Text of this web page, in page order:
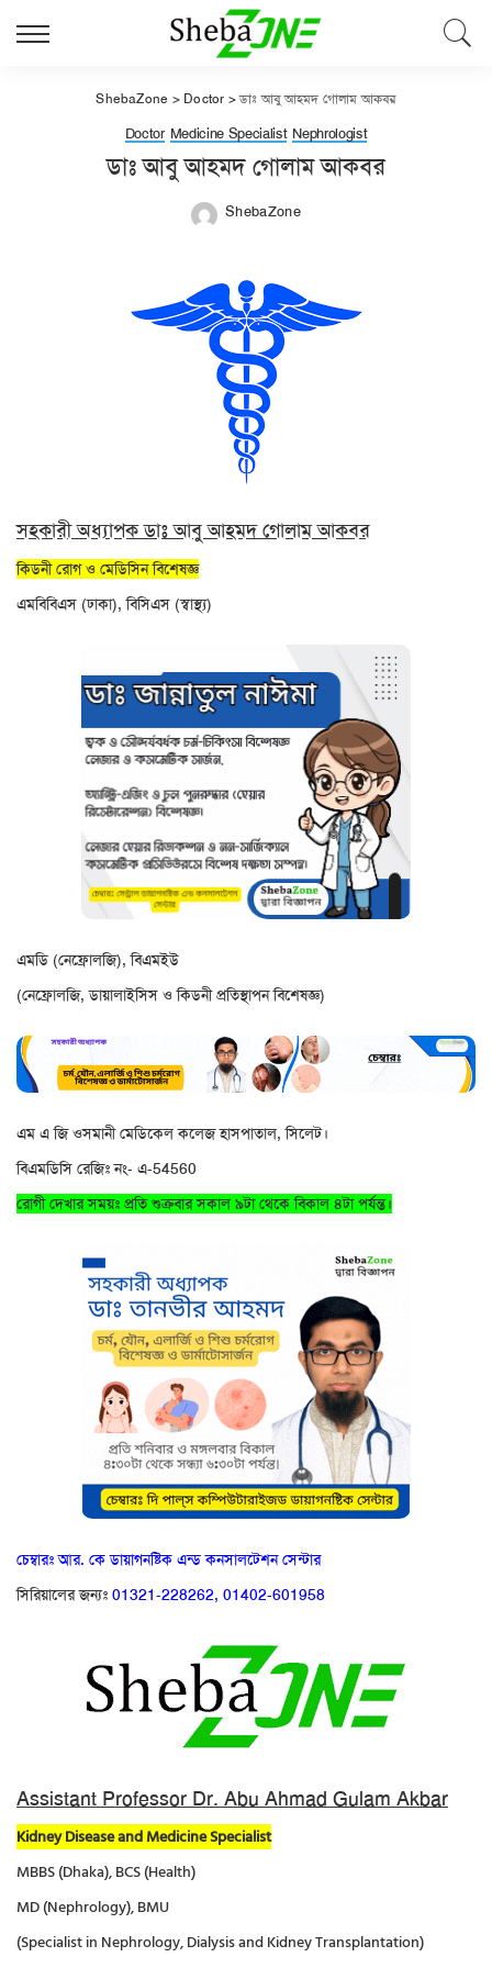
ShebaZone > Doctor >ডাঃ আবু আহমদ গোলাম আকবর
Doctor Medicine Specialist Nephrologist
ডাঃ আবু আহমদ গোলাম আকবর
ShebaZone
সহকারী অধ্যাপক ডাঃ আবু আহমদ গোলাম আকবর
কিডনী রোগ ও মেডিসিন বিশেষজ্ঞ
এমবিবিএস (ঢাকা), বিসিএস (স্বাস্থ্য)
এমডি (নেফ্রোলজি), বিএমইউ
(নেফ্রোলজি, ডায়ালাইসিস ও কিডনী প্রতিস্থাপন বিশেষজ্ঞ)
এম এ জি ওসমানী মেডিকেল কলেজ হাসপাতাল, সিলেট।
বিএমডিসি রেজিঃ নং- এ-54560
রোগী দেখার সময়ঃ প্রতি শুক্রবার সকাল ৯টা থেকে বিকাল ৪টা পর্যন্ত।
চেম্বারঃ আর. কে ডায়াগনষ্টিক এন্ড কনসালটেশন সেন্টার
সিরিয়ালের জন্যঃ 01321-228262, 01402-601958
Assistant Professor Dr. Abu Ahmad Gulam Akbar
Kidney Disease and Medicine Specialist
MBBS (Dhaka), BCS (Health)
MD (Nephrology), BMU
(Specialist in Nephrology, Dialysis and Kidney Transplantation)